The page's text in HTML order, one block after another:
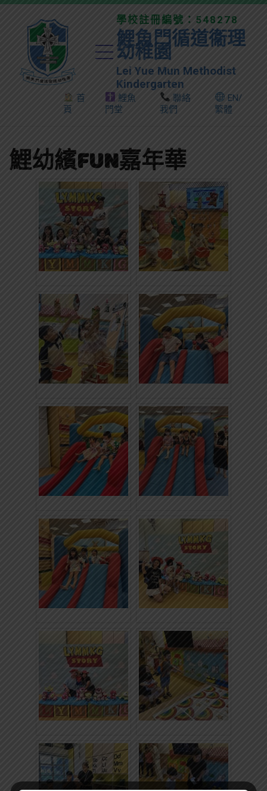
學校註冊編號：548278
鯉魚門循道衞理
幼稚園
Lei Yue Mun Methodist
Kindergarten
首
頁
鯉魚
門堂
聯絡
我們
EN/
繁體
鯉幼繽FUN嘉年華